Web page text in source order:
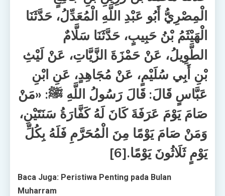
الْمِصْرِيُّ أَبُو عَبْدِ اللَّهِ الْمُعَدِّلُ، حَدَّثَنَا
الْهَيْثَمُ بْنُ حَبِيبٍ، حَدَّثَنَا سَلَّامٌ
الطَّوِيلُ، عَنْ حَمْزَةَ الزَّيَّاتِ، عَنْ لَيْثِ
بْنِ أَبِي سُلَيْمٍ، عَنْ مُجَاهِدٍ، عَنِ ابْنِ
عَبَّاسٍ قَالَ: قَالَ رَسُولُ اللَّهِ ﷺ: «مَنْ
صَامَ يَوْمَ عَرَفَةَ كَانَ لَهُ كَفَّارَةُ سَنَتَيْنِ،
وَمَنْ صَامَ يَوْمًا مِنَ الْمُحَرَّمِ فَلَهُ بِكُلِّ
يَوْمٍ ثَلَاثُونَ يَوْمًا.[6]
Baca Juga: Peristiwa Penting pada Bulan
Muharram